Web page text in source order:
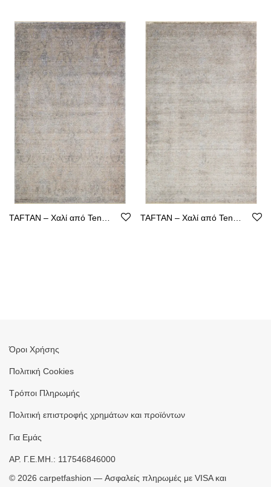
Όροι Χρήσης
Πολιτική Cookies
Τρόποι Πληρωμής
Πολιτική επιστροφής χρημάτων και προϊόντων
Για Εμάς
ΑΡ. Γ.Ε.ΜΗ.: 117546846000
© 2026 carpetfashion — Ασφαλείς πληρωμές με VISA και